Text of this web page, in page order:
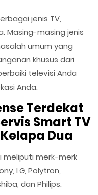
jenis TV,
Masing-masing jenis
umum yang
khusus dari
televisi Anda
Anda.
Terdekat
Smart TV
Dua
meliputi merk-merk
LG, Polytron,
dan Philips.